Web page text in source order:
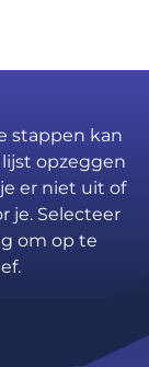
stappen kan
opzeggen
er niet uit of
je. Selecteer
om op te